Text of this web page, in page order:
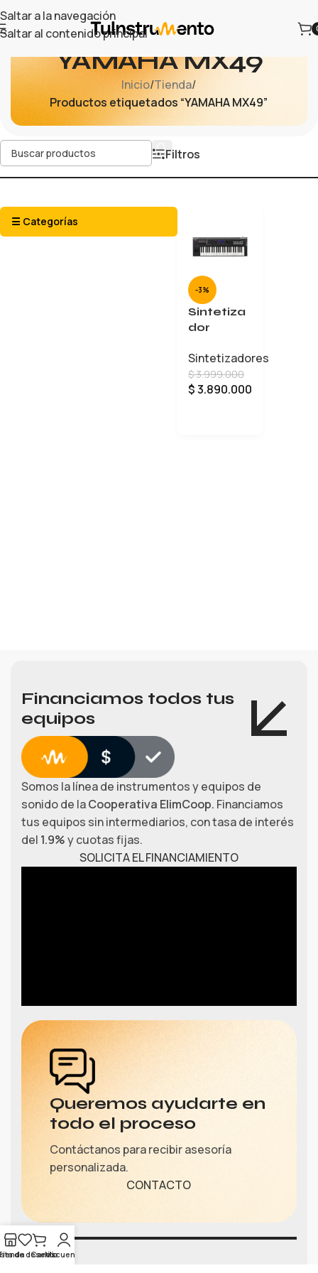
Saltar a la navegación
Saltar al contenido principal
YAMAHA MX49
Inicio/Tienda/
Productos etiquetados “YAMAHA MX49”
Filtros
☰ Categorías
-3%
Sintetiza
dor
MX49
Sintetizadores
$3.999.000
$3.890.000
Financiamos todos tus
equipos
Somos la línea de instrumentos y equipos de
sonido de laCooperativa ElimCoop. Financiamos
tus equipos sin intermediarios, con tasa de interés
del 1.9%y cuotas fijas.
SOLICITA EL FINANCIAMIENTO
Queremos ayudarte en
todo el proceso
Contáctanos para recibir asesoría
personalizada.
CONTACTO
de deseos
CarritoMi cuenta